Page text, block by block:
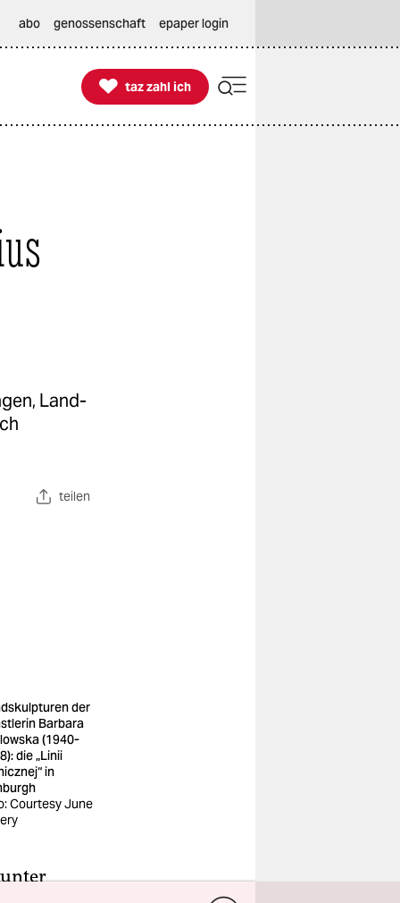
abo genossenschaft epaper login

taz zahl ich
taz zahl ich
Land-
teilen
der
Barbara
(1940-
die „Linii
in
Courtesy June